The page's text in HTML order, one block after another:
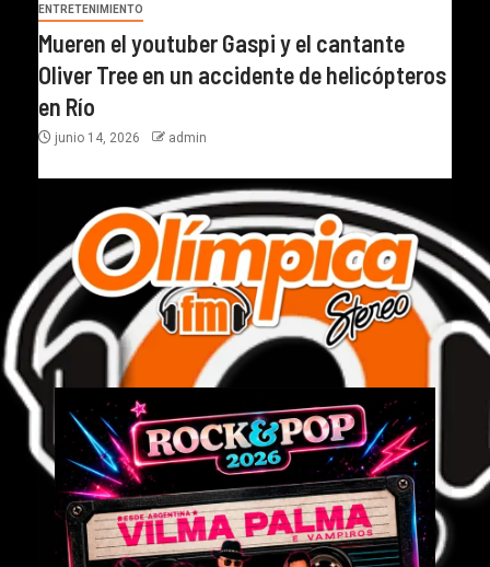
ENTRETENIMIENTO
Mueren el youtuber Gaspi y el cantante
Oliver Tree en un accidente de helicópteros
en Río
junio 14, 2026 admin